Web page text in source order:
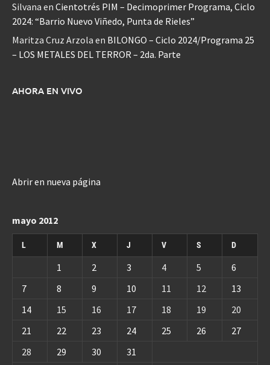
Silvana en Cientotrés PIM – Decimoprimer Programa, Ciclo
2024: “Barrio Nuevo Viñedo, Punta de Rieles”
Maritza Cruz Arzola en BILONGO – Ciclo 2024/Programa 25
– LOS METALES DEL TERROR – 2da. Parte
AHORA EN VIVO
Abrir en nueva página
mayo 2012
L M X J V S D
1 2 3 4 5
6
7
8 9 10 11 12
13
14
15 16 17 18 19
20
21
22 23 24 25 26
27
28
29 30 31